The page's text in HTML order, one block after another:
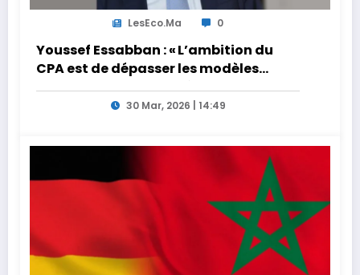
LesEco.ma 0
Youssef Essabban : « L’ambition du
CPA est de dépasser les modèles
traditionnels et académiques de
formation en s’appuyant sur le
30 Mar, 2026 | 14:49